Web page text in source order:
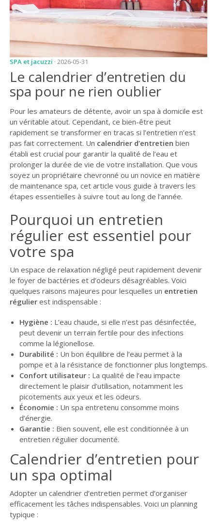
GUIDES
ENTRETIEN
PISCINE
LIGNE JARDIN
INFO PAYSAGISTE
GUIDE JARDIN ET
PAYSAGE
GUIDE JARDIN
COMPAGNIE
SPA et jacuzzi · 2026-05-31
Le calendrier d’entretien du
spa pour ne rien oublier
Pour les amateurs de détente, avoir un spa à domicile est
un véritable atout. Cependant, ce bien-être peut
rapidement se transformer en tracas si l’entretien n’est
pas fait correctement. Un calendrier d’entretien bien
établi est crucial pour garantir la qualité de l’eau et
prolonger la durée de vie de votre installation. Que vous
soyez un propriétaire chevronné ou un novice en matière
de maintenance spa, cet article vous guide à travers les
étapes essentielles à suivre tout au long de l’année.
Pourquoi un entretien
régulier est essentiel pour
votre spa
Un espace de relaxation négligé peut rapidement devenir
le foyer de bactéries et d’odeurs désagréables. Voici
quelques raisons majeures pour lesquelles un entretien
régulierest indispensable :
Hygiène : L’eau chaude, si elle n’est pas désinfectée,
peut devenir un terrain fertile pour des infections
comme la légionellose.
Durabilité : Un bon équilibre de l’eau permet à la
pompe et à la résistance de fonctionner plus longtemps.
Confort utilisateur : La qualité de l’eau impacte
directement le plaisir d’utilisation, notamment les
picotements aux yeux et les odeurs.
Économie : Un spa entretenu consomme moins
d’énergie.
Garantie : Bien souvent, elle est conditionnée à un
entretien régulier documenté.
Calendrier d’entretien pour
un spa optimal
Adopter un calendrier d’entretien permet d’organiser
efficacement les tâches indispensables. Voici un planning
typique :